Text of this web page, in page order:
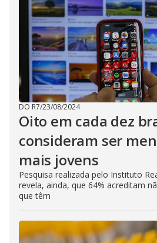
DO R7/23/08/2024
Oito em cada dez
consideram ser
mais jovens
Pesquisa realizada pelo Instituto
revela, ainda, que 64% acreditam
que têm